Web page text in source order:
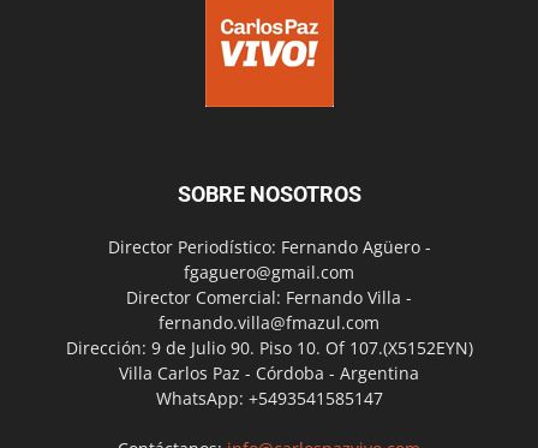
SOBRE NOSOTROS
Director Periodístico: Fernando Agüero -
fgaguero@gmail.com
Director Comercial: Fernando Villa -
fernando.villa@fmazul.com
Dirección: 9 de Julio 90. Piso 10. Of 107.(X5152EYN)
Villa Carlos Paz - Córdoba - Argentina
WhatsApp: +5493541585147